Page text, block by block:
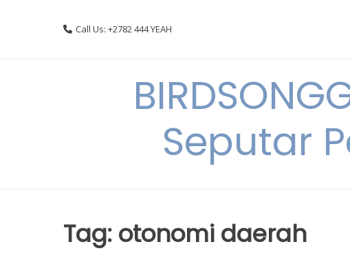
Call Us: +2782 444 YEAH
Seputar
Tag: otonomi daerah